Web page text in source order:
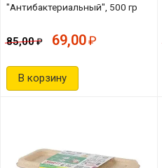
"Антибактериальный", 500 гр
85,00 69,00
В корзину